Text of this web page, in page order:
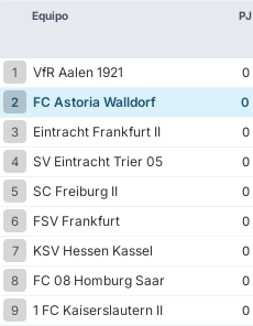
Equipo PJ
1 VfR Aalen 1921 0
2
FC Astoria Walldorf 0
3
Eintracht Frankfurt II 0
4
SV Eintracht Trier 05 0
5
SC Freiburg II 0
6
FSV Frankfurt 0
7
KSV Hessen Kassel 0
8
FC 08 Homburg Saar 0
9
1 FC Kaiserslautern II 0